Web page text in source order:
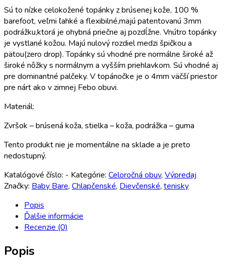
Sú to nízke celokožené topánky z brúsenej kože, 100 %
barefoot, veľmi ľahké a flexibilné,majú patentovanú 3mm
podrážku,ktorá je ohybná priečne aj pozdĺžne. Vnútro topánky
je vystlané kožou. Majú nulový rozdiel medzi špičkou a
pätou(zero drop). Topánky sú vhodné pre normálne široké až
široké nôžky s normálnym a vyšším priehlavkom. Sú vhodné aj
pre dominantné palčeky. V topánočke je o 4mm väčší priestor
pre nárt ako v zimnej Febo obuvi.
Materiál:
Zvršok – brúsená koža, stielka – koža, podrážka – guma
Tento produkt nie je momentálne na sklade a je preto
nedostupný.
Katalógové číslo: - Kategórie: Celoročná obuv, Výpredaj
Značky: Baby Bare, Chlapčenské, Dievčenské, tenisky
Popis
Ďalšie informácie
Recenzie (0)
Popis